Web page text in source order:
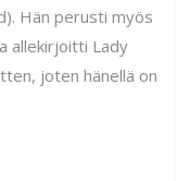
Hän perusti myös
allekirjoitti Lady
joten hänellä on